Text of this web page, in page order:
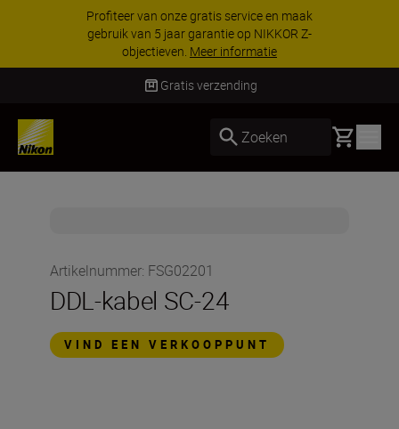
Profiteer van onze gratis service en maak
gebruik van 5 jaar garantie op NIKKOR Z-
objectieven. Meer informatie
Gratis verzending
Zoeken Basket
Artikelnummer: FSG02201
DDL-kabel SC-24
VIND EEN VERKOOPPUNT